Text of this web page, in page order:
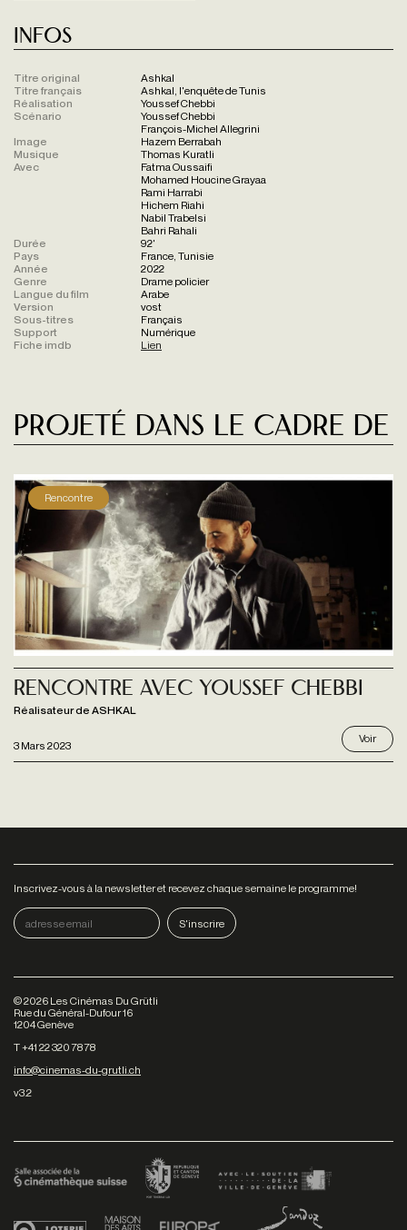
Infos
Titre original
Ashkal
Titre français
Ashkal, l'enquête de Tunis
Réalisation
Youssef Chebbi
Scénario
Youssef Chebbi
François-Michel Allegrini
Image
Hazem Berrabah
Musique
Thomas Kuratli
Avec
Fatma Oussaifi
Mohamed Houcine Grayaa
Rami Harrabi
Hichem Riahi
Nabil Trabelsi
Bahri Rahali
Durée
92'
Pays
France, Tunisie
Année
2022
Genre
Drame policier
Langue du film
Arabe
Version
vost
Sous-titres
Français
Support
Numérique
Fiche imdb
Lien
Projeté dans le cadre de
Rencontre
3 Mars 2023
Rencontre avec Youssef Chebbi
Réalisateur de ASHKAL
Voir
Inscrivez-vous à la newsletter et recevez chaque semaine le programme!
©2026 Les Cinémas Du Grütli
Rue du Général-Dufour 16
1204 Genève
T +41 22 320 78 78
info@cinemas-du-grutli.ch
v3.2